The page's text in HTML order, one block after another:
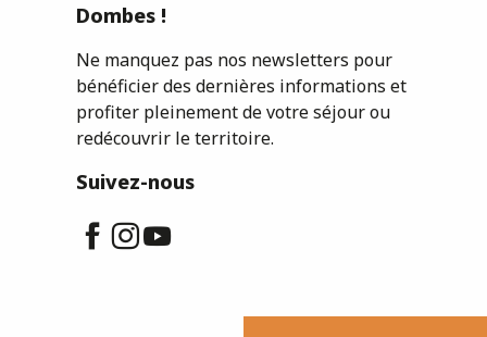
Dombes !
Ne manquez pas nos newsletters pour
bénéficier des dernières informations et
profiter pleinement de votre séjour ou
redécouvrir le territoire.
Suivez-nous